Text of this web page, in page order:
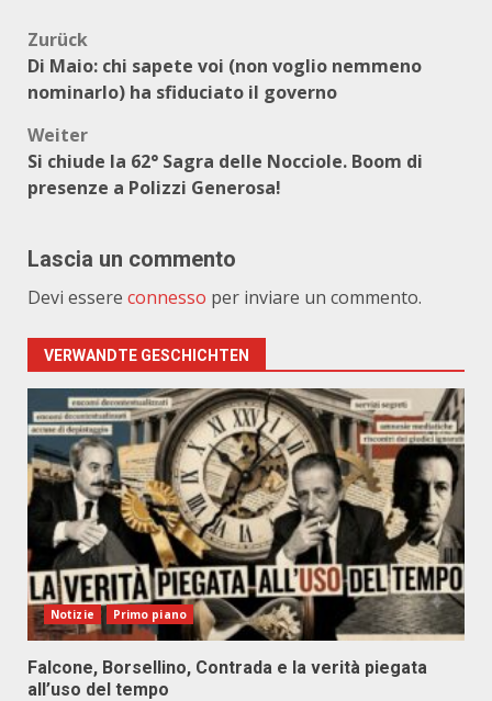
Beitragsnavigation
Zurück
Di Maio: chi sapete voi (non voglio nemmeno
nominarlo) ha sfiduciato il governo
Weiter
Si chiude la 62° Sagra delle Nocciole. Boom di
presenze a Polizzi Generosa!
Lascia un commento
Devi essere connesso per inviare un commento.
VERWANDTE GESCHICHTEN
Notizie Primo piano
Falcone, Borsellino, Contrada e la verità piegata
all’uso del tempo